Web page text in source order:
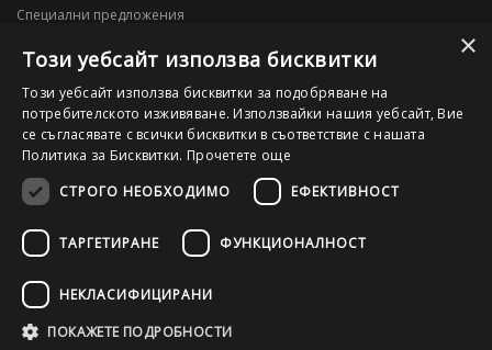
Специални предложения
Моят профил
Моят профил
История на поръчките
Желани продукти
203010795
×
Този уебсайт използва бисквитки
Този уебсайт използва бисквитки за подобряване на
потребителското изживяване. Използвайки нашия уебсайт, Вие
се съгласявате с всички бисквитки в съответствие с нашата
Политика за Бисквитки. Прочетете още
СТРОГО НЕОБХОДИМО
ЕФЕКТИВНОСТ
ТАРГЕТИРАНЕ ФУНКЦИОНАЛНОСТ
НЕКЛАСИФИЦИРАНИ
ПОКАЖЕТЕ ПОДРОБНОСТИ